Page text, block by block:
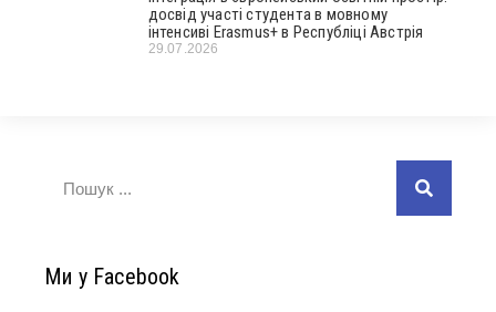
досвід участі студента в мовному
інтенсиві Erasmus+ в Республіці Австрія
29.07.2026
Ми у Facebook